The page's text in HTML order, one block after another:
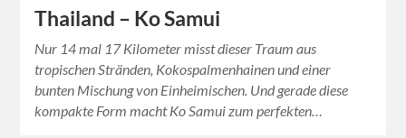
Thailand – Ko Samui
Nur 14 mal 17 Kilometer misst dieser Traum aus
tropischen Stränden, Kokospalmenhainen und einer
bunten Mischung von Einheimischen. Und gerade diese
kompakte Form macht Ko Samui zum perfekten…